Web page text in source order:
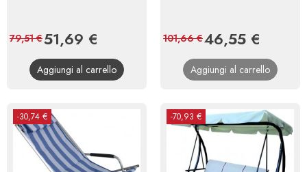
Prezzo
51,69 €
base
79,51 €
Aggiungi al carrello
Prezzo
46,55 €
base
101,66 €
Aggiungi al carrello
-30,74 € -70,93 €